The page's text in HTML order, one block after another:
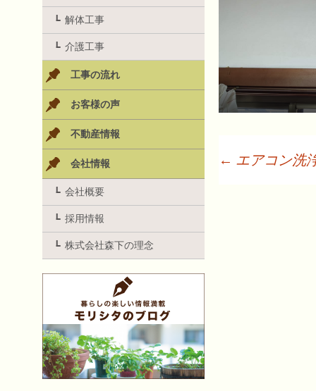
← エアコン洗
解体工事
介護工事
工事の流れ
お客様の声
不動産情報
会社情報
会社概要
採用情報
株式会社森下の理念